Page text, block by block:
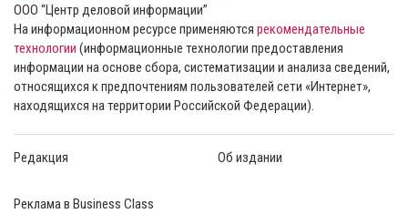
ООО “Центр деловой информации”
На информационном ресурсе применяются рекомендательные
технологии (информационные технологии предоставления
информации на основе сбора, систематизации и анализа сведений,
относящихся к предпочтениям пользователей сети «Интернет»,
находящихся на территории Российской Федерации).
Редакция Об издании
Реклама в Business Class